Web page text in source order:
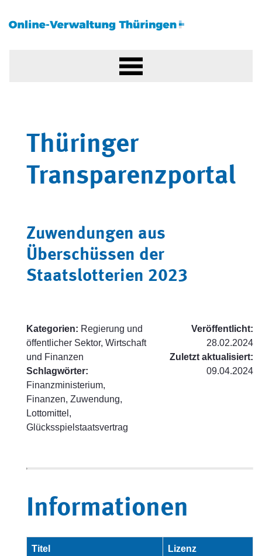
Thüringer
Transparenzportal
Zuwendungen aus
Überschüssen der
Staatslotterien 2023
Kategorien: Regierung und
öffentlicher Sektor, Wirtschaft
und Finanzen
Schlagwörter:
Finanzministerium,
Finanzen, Zuwendung,
Lottomittel,
Glücksspielstaatsvertrag
Veröffentlicht:
28.02.2024
Zuletzt aktualisiert:
09.04.2024
Informationen
Titel Lizenz